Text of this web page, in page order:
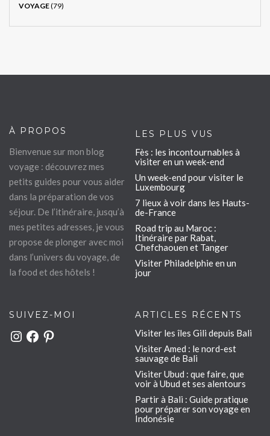
VOYAGE(79)
À PROPOS
Bienvenue sur mon blog
voyage : découvrez mes
petits guides pour vous aider
dans la préparation de vos
séjour. De l’itinéraire, jusqu’à
mes petites adresses, je vous
propose de plonger avec moi
dans l’univers du voyage, de
la food et des hôtels !
LES PLUS VUS
Fès : les incontournables à
visiter en un week-end
Un week-end pour visiter le
Luxembourg
7 lieux à voir dans les Hauts-
de-France
Road trip au Maroc :
Itinéraire par Rabat,
Chefchaouen et Tanger
Visiter Philadelphie en un
jour
SUIVEZ-MOI
Instagram
FacebookPinterest
ARTICLES RÉCENTS
Visiter les îles Gili depuis Bali
Visiter Amed : le nord-est
sauvage de Bali
Visiter Ubud : que faire, que
voir à Ubud et ses alentours
Partir à Bali : Guide pratique
pour préparer son voyage en
Indonésie